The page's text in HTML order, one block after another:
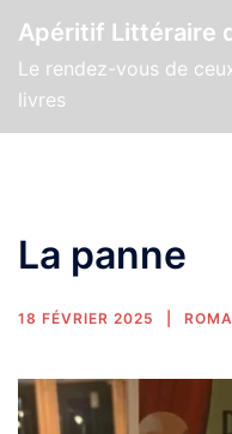
Apéritif Littéraire
Le rendez-vous de
livres
La panne
18 FÉVRIER 2025